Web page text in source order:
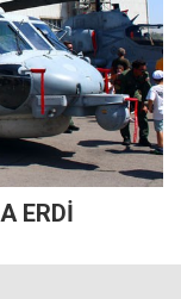
ERDİ